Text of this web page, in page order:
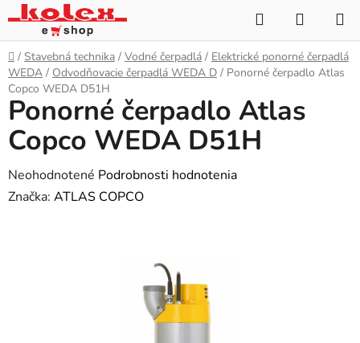
Prejsť
na
obsah
Hľadať
KOŠÍK
Domov
/ Stavebná technika / Vodné čerpadlá / Elektrické ponorné čerpadlá
WEDA / Odvodňovacie čerpadlá WEDA D / Ponorné čerpadlo Atlas
Copco WEDA D51H
Ponorné čerpadlo Atlas
Copco WEDA D51H
Priemerné
hodnotenie
Neohodnotené Podrobnosti hodnotenia
Značka: ATLAS COPCO